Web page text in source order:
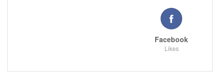
Facebook
Likes